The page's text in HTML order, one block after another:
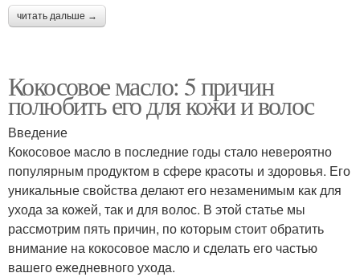
читать дальше →
Кокосовое масло: 5 причин
полюбить его для кожи и волос
Введение
Кокосовое масло в последние годы стало невероятно
популярным продуктом в сфере красоты и здоровья. Его
уникальные свойства делают его незаменимым как для
ухода за кожей, так и для волос. В этой статье мы
рассмотрим пять причин, по которым стоит обратить
внимание на кокосовое масло и сделать его частью
вашего ежедневного ухода.